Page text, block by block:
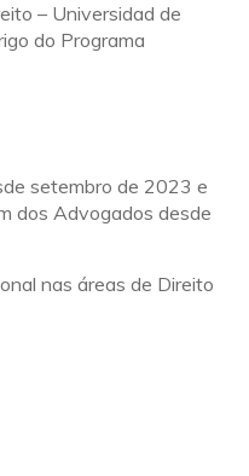
– Universidad de
do Programa
setembro de 2023 e
dos Advogados desde
nas áreas de Direito